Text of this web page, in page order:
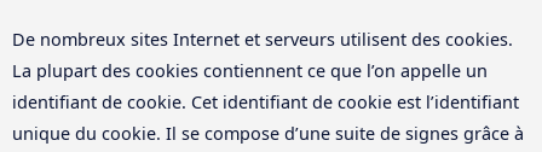
De nombreux sites Internet et serveurs utilisent des cookies.
La plupart des cookies contiennent ce que l’on appelle un
identifiant de cookie. Cet identifiant de cookie est l’identifiant
unique du cookie. Il se compose d’une suite de signes grâce à